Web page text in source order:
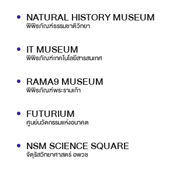
NATURAL HISTORY MUSEUM
พิพิธภัณฑ์ธรรมชาติวิทยา
IT MUSEUM
พิพิธภัณฑ์เทคโนโลยีสารสนเทศ
RAMA9 MUSEUM
พิพิธภัณฑ์พระรามเก้า
FUTURIUM
ศูนย์นวัตกรรมแห่งอนาคต
NSM SCIENCE SQUARE
จัตุรัสวิทยาศาสตร์ อพวช